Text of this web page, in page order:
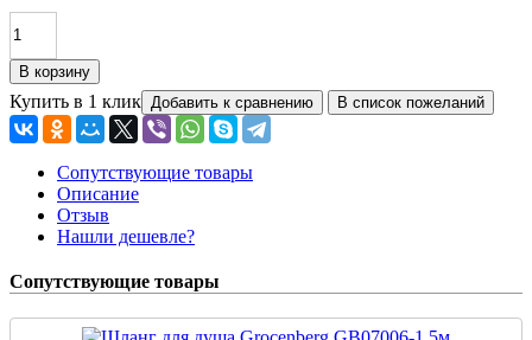
Купить в 1 клик
Сопутствующие товары
Описание
Отзыв
Нашли дешевле?
Сопутствующие товары